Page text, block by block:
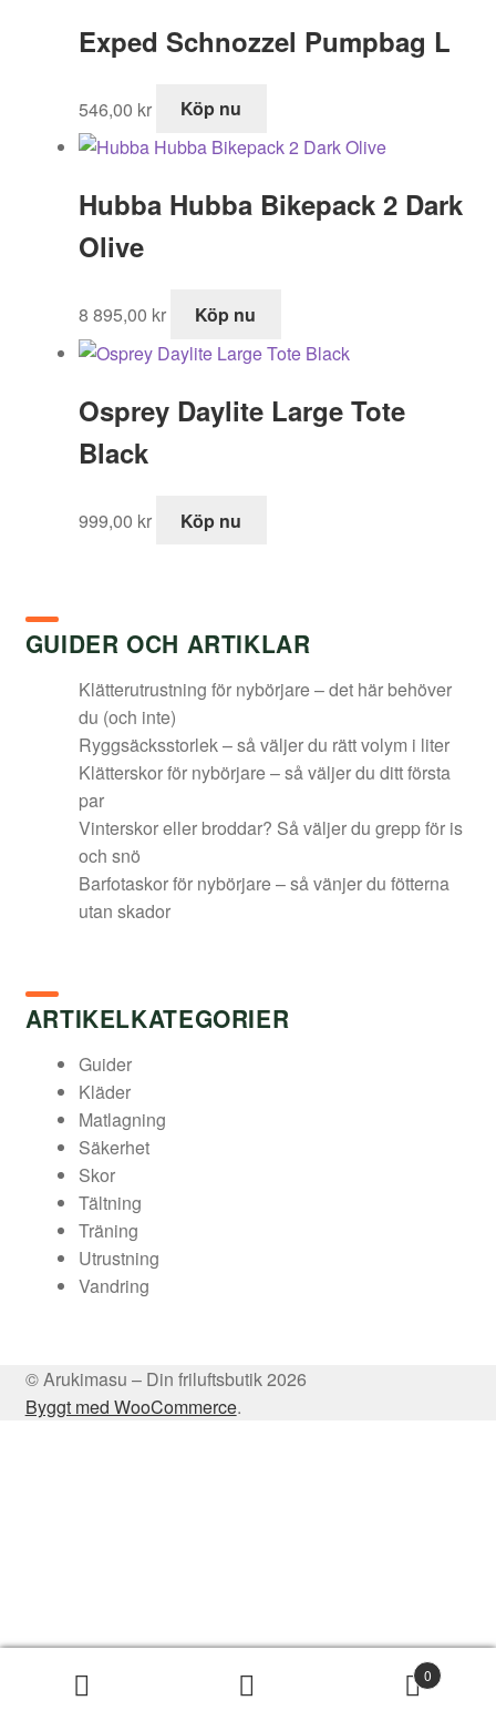
299,00 kr.209,30 kr.
Exped Schnozzel Pumpbag L
546,00 kr Köp nu
Hubba Hubba Bikepack 2 Dark
Olive
8 895,00 kr Köp nu
Osprey Daylite Large Tote
Black
999,00 kr Köp nu
GUIDER OCH ARTIKLAR
Klätterutrustning för nybörjare – det här behöver
du (och inte)
Ryggsäcksstorlek – så väljer du rätt volym i liter
Klätterskor för nybörjare – så väljer du ditt första
par
Vinterskor eller broddar? Så väljer du grepp för is
och snö
Barfotaskor för nybörjare – så vänjer du fötterna
utan skador
ARTIKELKATEGORIER
Guider
Kläder
Matlagning
Säkerhet
Skor
Tältning
Träning
Utrustning
Vandring
© Arukimasu – Din friluftsbutik 2026
Byggt med WooCommerce.
0